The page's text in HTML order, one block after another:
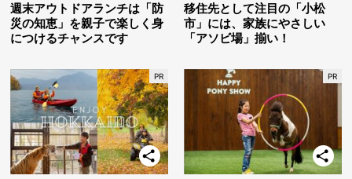
週末アウトドアランチは「防
災の知恵」を親子で楽しく身
につけるチャンスです
移住先として注目の「小松
市」には、家族にやさしい
「アソビ場」揃い！